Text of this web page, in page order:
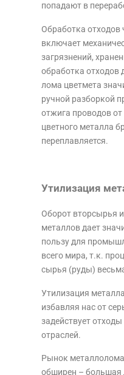
попадают в
Обработка отходов
включает
загрязнений,
обработка отходов
лома цветмета
ручной разборкой
отжига проводов
цветного металла
переплавляется.
Утилизация
Оборот вторсырья
металлов дает
пользу для
всего мира, т.к.
сырья (руды)
Утилизация
избавляя нас от
задействует
отраслей.
Рынок
обширен – большая